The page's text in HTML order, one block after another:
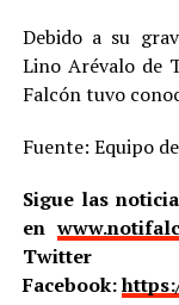
Debido a su
Lino Arévalo de
Falcón tuvo
Fuente: Equipo
Sigue las
en
Twitter
Facebook: